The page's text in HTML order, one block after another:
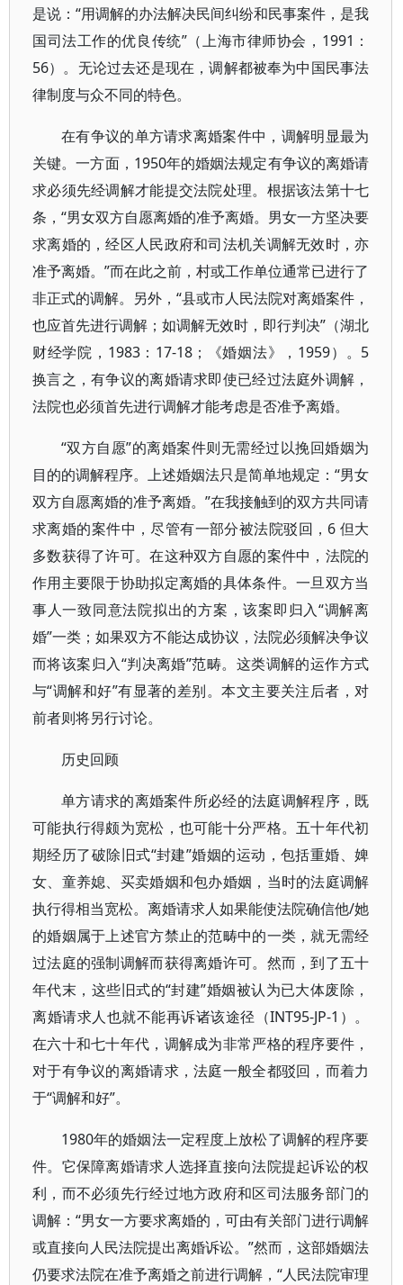
是说：“用调解的办法解决民间纠纷和民事案件，是我
国司法工作的优良传统”（上海市律师协会，1991：
56）。无论过去还是现在，调解都被奉为中国民事法
律制度与众不同的特色。
在有争议的单方请求离婚案件中，调解明显最为
关键。一方面，1950年的婚姻法规定有争议的离婚请
求必须先经调解才能提交法院处理。根据该法第十七
条，“男女双方自愿离婚的准予离婚。男女一方坚决要
求离婚的，经区人民政府和司法机关调解无效时，亦
准予离婚。”而在此之前，村或工作单位通常已进行了
非正式的调解。另外，“县或市人民法院对离婚案件，
也应首先进行调解；如调解无效时，即行判决”（湖北
财经学院，1983：17-18；《婚姻法》，1959）。5
换言之，有争议的离婚请求即使已经过法庭外调解，
法院也必须首先进行调解才能考虑是否准予离婚。
“双方自愿”的离婚案件则无需经过以挽回婚姻为
目的的调解程序。上述婚姻法只是简单地规定：“男女
双方自愿离婚的准予离婚。”在我接触到的双方共同请
求离婚的案件中，尽管有一部分被法院驳回，6 但大
多数获得了许可。在这种双方自愿的案件中，法院的
作用主要限于协助拟定离婚的具体条件。一旦双方当
事人一致同意法院拟出的方案，该案即归入“调解离
婚”一类；如果双方不能达成协议，法院必须解决争议
而将该案归入“判决离婚”范畴。这类调解的运作方式
与“调解和好”有显著的差别。本文主要关注后者，对
前者则将另行讨论。
历史回顾
单方请求的离婚案件所必经的法庭调解程序，既
可能执行得颇为宽松，也可能十分严格。五十年代初
期经历了破除旧式“封建”婚姻的运动，包括重婚、婢
女、童养媳、买卖婚姻和包办婚姻，当时的法庭调解
执行得相当宽松。离婚请求人如果能使法院确信他/她
的婚姻属于上述官方禁止的范畴中的一类，就无需经
过法庭的强制调解而获得离婚许可。然而，到了五十
年代末，这些旧式的“封建”婚姻被认为已大体废除，
离婚请求人也就不能再诉诸该途径（INT95-JP-1）。
在六十和七十年代，调解成为非常严格的程序要件，
对于有争议的离婚请求，法庭一般全都驳回，而着力
于“调解和好”。
1980年的婚姻法一定程度上放松了调解的程序要
件。它保障离婚请求人选择直接向法院提起诉讼的权
利，而不必须先行经过地方政府和区司法服务部门的
调解：“男女一方要求离婚的，可由有关部门进行调解
或直接向人民法院提出离婚诉讼。”然而，这部婚姻法
仍要求法院在准予离婚之前进行调解，“人民法院审理